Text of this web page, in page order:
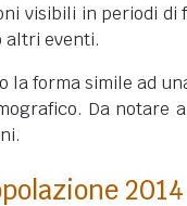
visibili in periodi di
altri eventi.
la forma simile ad
Da notare